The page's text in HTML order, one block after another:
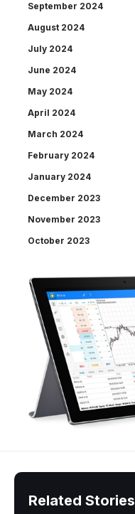
September 2024
August 2024
July 2024
June 2024
May 2024
April 2024
March 2024
February 2024
January 2024
December 2023
November 2023
October 2023
Related Stories